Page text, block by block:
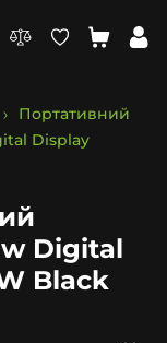
Портативний
Display
Digital
Black